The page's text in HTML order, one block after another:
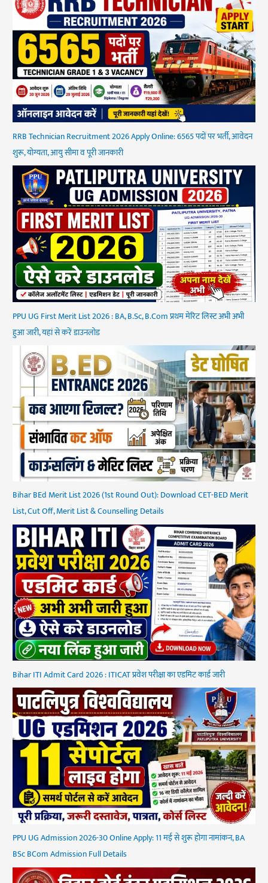
RRB Technician Recruitment 2026 Apply Online: 6565 पदों पर भर्ती, आवेदन
शुरू, योग्यता, आयु सीमा व पूरी जानकारी
PPU UG First Merit List 2026 : BA, B.Sc, B.Com प्रथम मेरिट लिस्ट अभी अभी
हुआ जारी, यहां से करें डाउनलोड
Bihar BEd Merit List 2026 (1st Round Out): Download CET-BED Merit
List, Cut Off, Merit List & Counselling Details
Bihar ITI Admit Card 2026 : ITICAT प्रवेश परीक्षा का एडमिट कार्ड जारी
PPU UG Admission 2026-30 Online Apply: 11 मई से शुरू होगा नामांकन, BA
BSc BCom Admission Full Details